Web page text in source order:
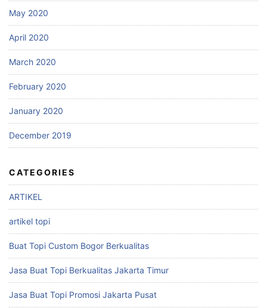
May 2020
April 2020
March 2020
February 2020
January 2020
December 2019
CATEGORIES
ARTIKEL
artikel topi
Buat Topi Custom Bogor Berkualitas
Jasa Buat Topi Berkualitas Jakarta Timur
Jasa Buat Topi Promosi Jakarta Pusat